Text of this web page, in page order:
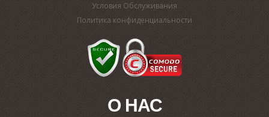
Условия Обслуживания
Политика конфиденциальности
О НАС